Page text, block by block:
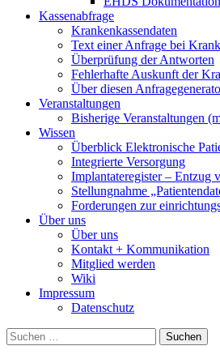
Kassenabfrage
Krankenkassendaten
Text einer Anfrage bei
Überprüfung der Antworten
Fehlerhafte Auskunft der
Über diesen
Veranstaltungen
Bisherige Veranstaltungen
Wissen
Überblick Elektronische
Integrierte Versorgung
Implantateregister – Entzug
Stellungnahme
Forderungen zur
Über uns
Über uns
Kontakt + Kommunikation
Mitglied werden
Wiki
Impressum
Datenschutz
Suchen
nach: